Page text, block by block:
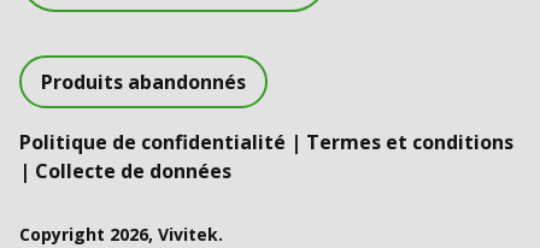
Produits abandonnés
Politique de confidentialité | Termes et conditions
| Collecte de données
Copyright 2026, Vivitek.